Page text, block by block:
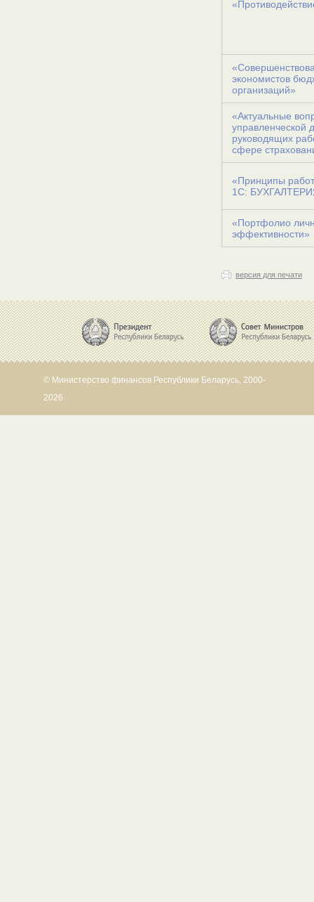
экономистов
организаций»
«Актуальные
управленческой
руководящих
сфере
«Принципы
1С:
«Портфолио
эффективности»
версия для печати
© Министерство финансов Республики Беларусь, 2000-
2026.